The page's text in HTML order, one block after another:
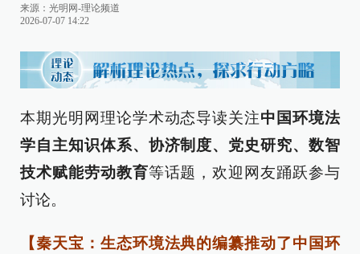
来源： 光明网-理论频道
2026-07-07 14:22
本期光明网理论学术动态导读关注中国环境法
学自主知识体系、协济制度、党史研究、数智
技术赋能劳动教育等话题，欢迎网友踊跃参与
讨论。
【秦天宝：生态环境法典的编纂推动了中国环